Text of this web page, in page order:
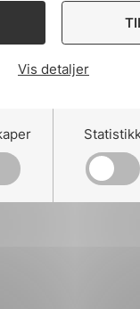
Vis detaljer